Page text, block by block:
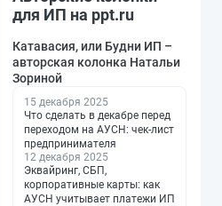
для ИП на ppt.ru
Катавасия, или Будни ИП –
авторская колонка Натальи
Зориной
15 декабря 2025
Что сделать в декабре перед
переходом на АУСН: чек-лист
предпринимателя
12 декабря 2025
Эквайринг, СБП,
корпоративные карты: как
АУСН учитывает платежи ИП